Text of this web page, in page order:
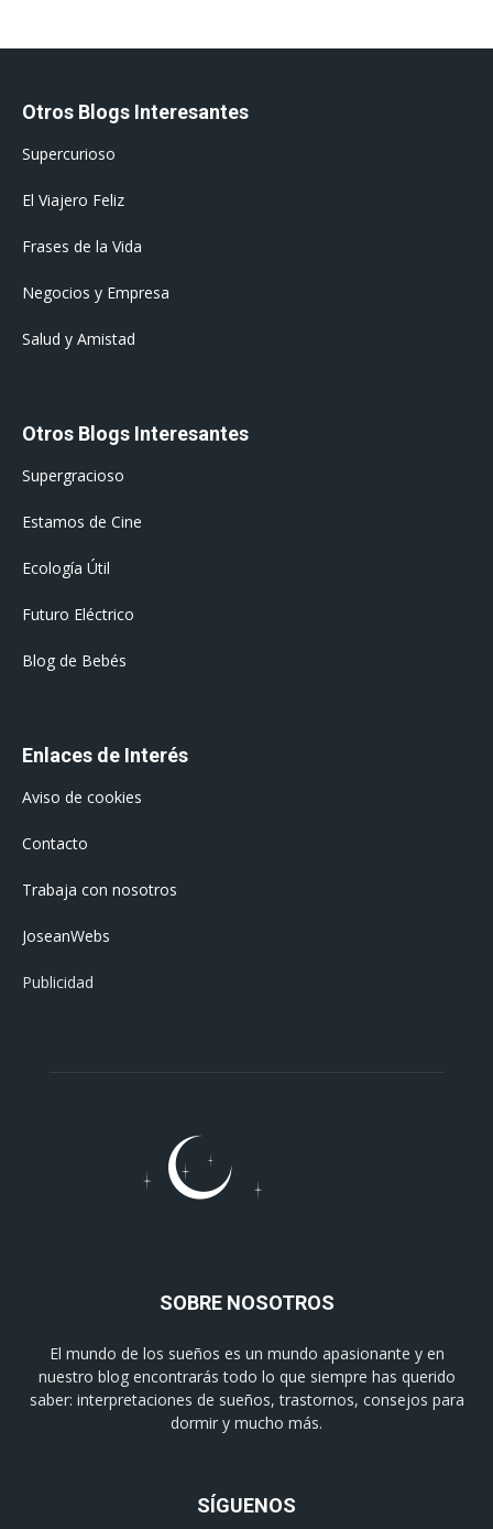
Otros Blogs Interesantes
Supercurioso
El Viajero Feliz
Frases de la Vida
Negocios y Empresa
Salud y Amistad
Otros Blogs Interesantes
Supergracioso
Estamos de Cine
Ecología Útil
Futuro Eléctrico
Blog de Bebés
Enlaces de Interés
Aviso de cookies
Contacto
Trabaja con nosotros
JoseanWebs
Publicidad
SOBRE NOSOTROS
El mundo de los sueños es un mundo apasionante y en
nuestro blog encontrarás todo lo que siempre has querido
saber: interpretaciones de sueños, trastornos, consejos para
dormir y mucho más.
SÍGUENOS